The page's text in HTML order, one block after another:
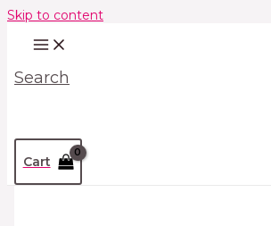
Skip to content
Search
Cart